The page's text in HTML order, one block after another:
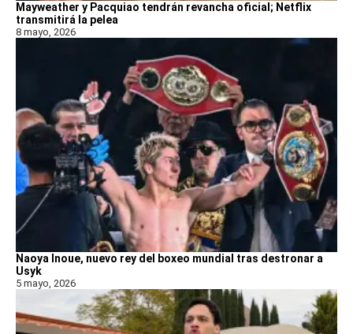
Mayweather y Pacquiao tendrán revancha oficial; Netflix
transmitirá la pelea
8 mayo, 2026
Naoya Inoue, nuevo rey del boxeo mundial tras destronar a
Usyk
5 mayo, 2026